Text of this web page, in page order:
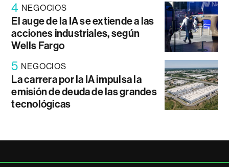
4 NEGOCIOS
El auge de la IA se extiende a las
acciones industriales, según
Wells Fargo
5 NEGOCIOS
La carrera por la IA impulsa la
emisión de deuda de las grandes
tecnológicas